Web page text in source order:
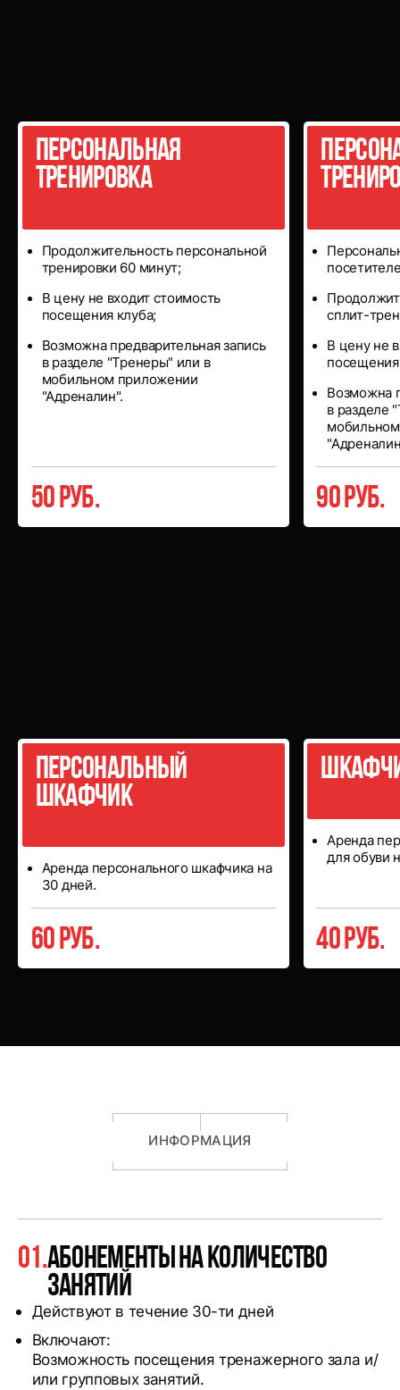
тренировки
Персональная
тренировка
Продолжительность персональной
тренировки 60 минут;
В цену не входит стоимость
посещения клуба;
Возможна предварительная запись
в разделе "Тренеры" или в
мобильном приложении
"Адреналин".
50 руб.
сплит-
В цену не
посещения
Возможна
в разделе
90 руб.
услуги
Персональный
шкафчик
Аренда персонального шкафчика на
30 дней.
60 руб.
Аренда
для обуви
40 руб.
ИНФОРМАЦИЯ
01.Абонементы на количество
занятий
Действуют в течение 30-ти дней
Включают:
Возможность посещения тренажерного зала и/
или групповых занятий.